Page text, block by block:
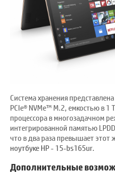
Система хранения
PCIe® NVMe™ M.2, емкостью в 1
процессора в многозадачном
интегрированной памятью
что в два раза превышает этот
ноутбуке HP - 15-bs165ur.
Дополнительные